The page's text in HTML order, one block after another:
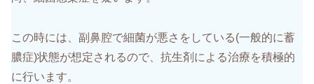
この時には、副鼻腔で細菌が悪さをしている(一般的に蓄
膿症)状態が想定されるので、抗生剤による治療を積極的
に行います。